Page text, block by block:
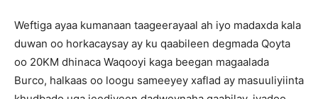
Weftiga ayaa kumanaan taageerayaal ah iyo madaxda kala
duwan oo horkacaysay ay ku qaabileen degmada Qoyta
oo 20KM dhinaca Waqooyi kaga beegan magaalada
Burco, halkaas oo loogu sameeyey xaflad ay masuuliyiinta